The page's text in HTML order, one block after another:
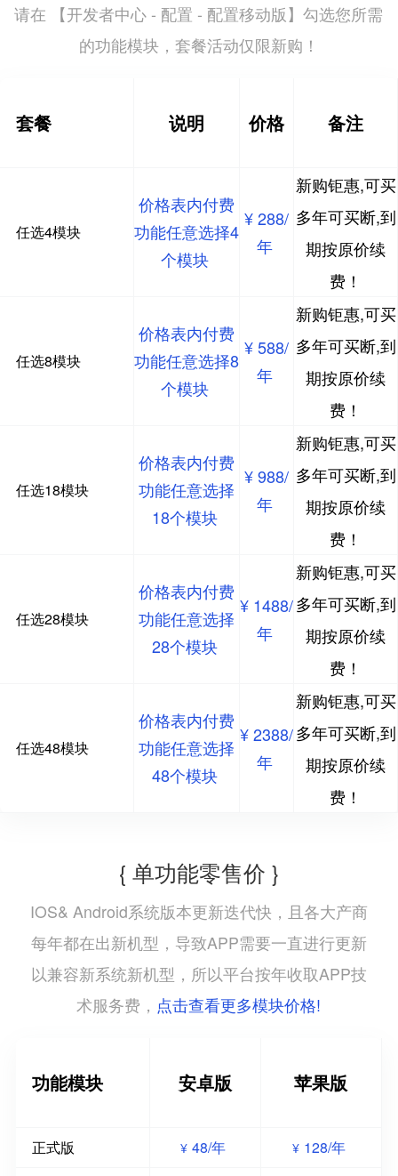
请在 【开发者中心 - 配置 - 配置移动版】勾选您所需
的功能模块，套餐活动仅限新购！
套餐 说明 价格 备注
任选4模块
价格表内付费
功能任意选择4
个模块
¥ 288/
年
新购钜惠,可买
多年可买断,到
期按原价续
费！
任选8模块
价格表内付费
功能任意选择8
个模块
¥ 588/
年
新购钜惠,可买
多年可买断,到
期按原价续
费！
任选18模块
价格表内付费
功能任意选择
18个模块
¥ 988/
年
新购钜惠,可买
多年可买断,到
期按原价续
费！
任选28模块
价格表内付费
功能任意选择
28个模块
¥ 1488/
年
新购钜惠,可买
多年可买断,到
期按原价续
费！
任选48模块
价格表内付费
功能任意选择
48个模块
¥ 2388/
年
新购钜惠,可买
多年可买断,到
期按原价续
费！
{ 单功能零售价 }
IOS& Android系统版本更新迭代快，且各大产商
每年都在出新机型，导致APP需要一直进行更新
以兼容新系统新机型，所以平台按年收取APP技
术服务费， 点击查看更多模块价格!
功能模块 安卓版 苹果版
正式版 ¥ 48/年 ¥ 128/年